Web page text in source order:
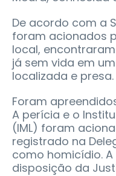
De acordo com a
foram acionados
local,
já sem vida em
localizada e
Foram
A perícia e o
(IML) foram
registrado na
como homicídio.
disposição da